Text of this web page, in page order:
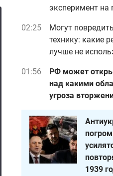
эксперимент на
02:25
Могут
технику: какие
лучше не
01:56
РФ может
над какими
угроза
1939